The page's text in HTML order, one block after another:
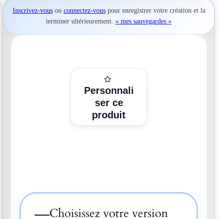
Inscrivez-vousou connectez-vouspour enregistrer votre création et la
terminer ultérieurement. « mes sauvegardes »
Personnali
ser ce
produit
—Choisissez votre version